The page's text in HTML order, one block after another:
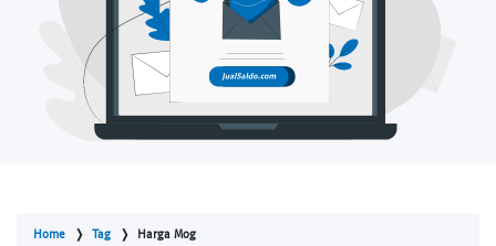
Home Tag Harga Mog